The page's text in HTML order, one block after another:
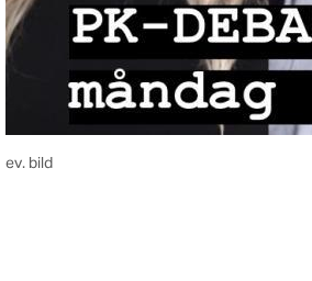
ev. bild